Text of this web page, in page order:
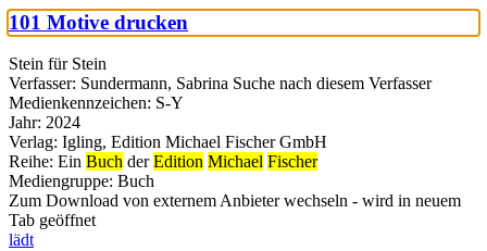
101 Motive drucken
Stein für Stein
Verfasser: Sundermann, Sabrina Suche nach diesem Verfasser
Medienkennzeichen: S-Y
Jahr: 2024
Verlag: Igling, Edition Michael Fischer GmbH
Reihe: Ein Buch derEdition Michael Fischer
Mediengruppe: Buch
Zum Download von externem Anbieter wechseln - wird in neuem
Tab geöffnet
lädt